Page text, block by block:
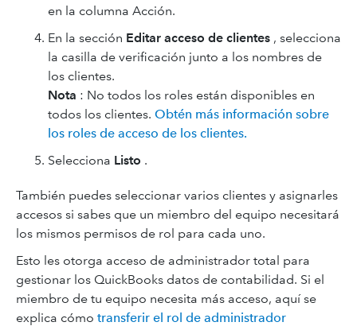
en la columna Acción.
En la sección Editar acceso de clientes , selecciona
la casilla de verificación junto a los nombres de
los clientes.
Nota : No todos los roles están disponibles en
todos los clientes. Obtén más información sobre
los roles de acceso de los clientes.
Selecciona Listo .
También puedes seleccionar varios clientes y asignarles
accesos si sabes que un miembro del equipo necesitará
los mismos permisos de rol para cada uno.
Esto les otorga acceso de administrador total para
gestionar los QuickBooks datos de contabilidad. Si el
miembro de tu equipo necesita más acceso, aquí se
explica cómo transferir el rol de administrador